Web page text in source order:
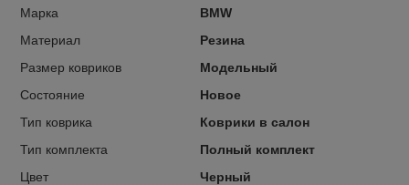
Марка
BMW
Материал
Резина
Размер ковриков
Модельный
Состояние
Новое
Тип коврика
Коврики в салон
Тип комплекта
Полный комплект
Цвет
Черный